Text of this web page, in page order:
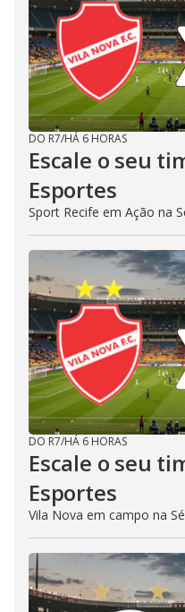
DO R7/HÁ 6 HORAS
Escale o seu
Esportes
Sport Recife em Ação na
DO R7/HÁ 6 HORAS
Escale o seu
Esportes
Vila Nova em campo na